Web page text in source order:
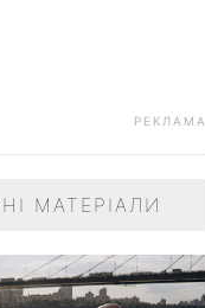
РЕКЛАМА
МАТЕРІАЛИ